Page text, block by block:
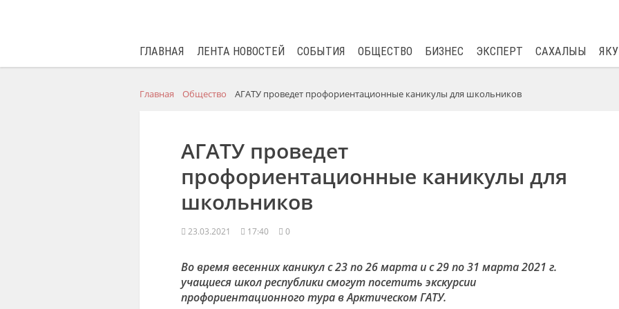
ГЛАВНАЯ ЛЕНТА НОВОСТЕЙ СОБЫТИЯ ОБЩЕСТВО БИЗНЕС ЭКСПЕРТ САХАЛЫЫ
Главная Общество АГАТУ проведет профориентационные каникулы для школьников
АГАТУ проведет
профориентационные каникулы для
школьников
23.03.2021 17:40 0
Во время весенних каникул с 23 по 26 марта и с 29 по 31 марта 2021 г.
учащиеся школ республики смогут посетить экскурсии
профориентационного тура в Арктическом ГАТУ.